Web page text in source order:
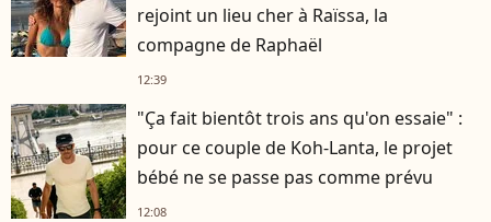
rejoint un lieu cher à Raïssa, la
compagne de Raphaël
12:39
"Ça fait bientôt trois ans qu'on essaie" :
pour ce couple de Koh-Lanta, le projet
bébé ne se passe pas comme prévu
12:08